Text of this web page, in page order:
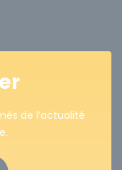
de l’actualité